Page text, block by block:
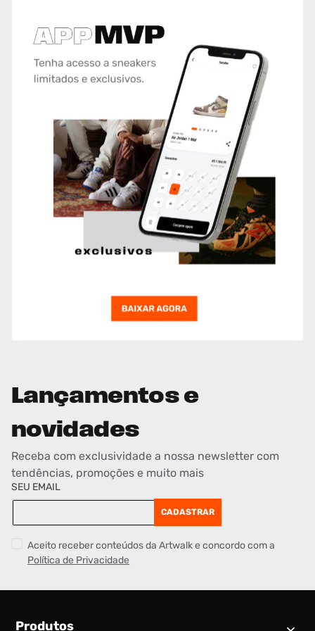
Lançamentos e
novidades
Receba com exclusividade a nossa newsletter com
tendências, promoções e muito mais
SEU EMAIL
CADASTRAR
Aceito receber conteúdos da Artwalk e concordo com a
Política de Privacidade
Produtos